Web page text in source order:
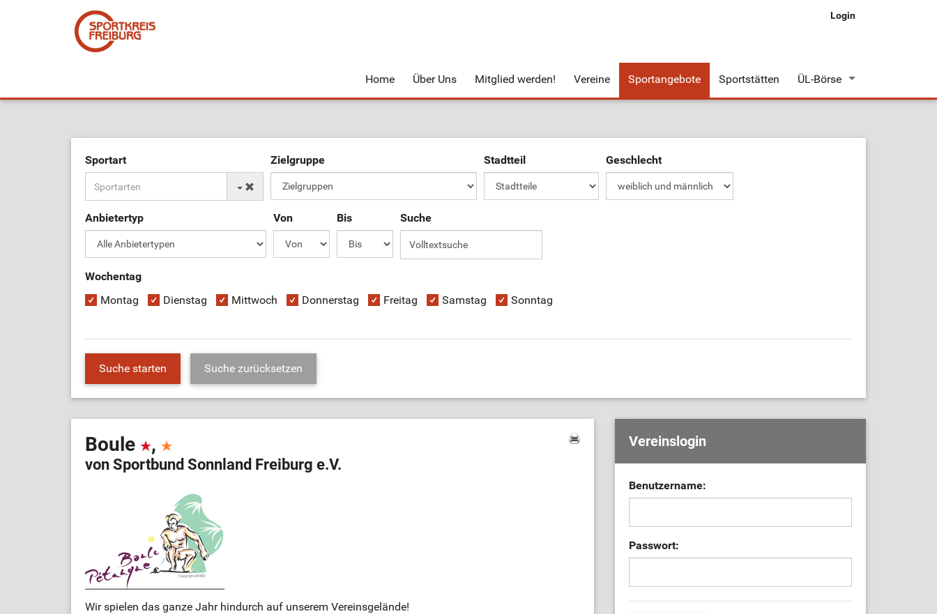
Login
Home Über Uns Mitglied werden! Vereine Sportangebote Sportstätten ÜL-Börse
Sportart
Zielgruppe Stadtteil Geschlecht
Anbietertyp Von Bis Suche
Wochentag
Montag
Dienstag Mittwoch Donnerstag Freitag Samstag Sonntag
Boule ,
von Sportbund Sonnland Freiburg e.V.
Wir spielen das ganze Jahr hindurch auf unserem Vereinsgelände!
Vereinslogin
Benutzername:
Passwort: